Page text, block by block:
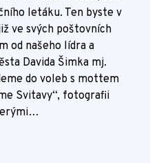
letáku. Ten byste v
ve svých poštovních
od našeho lídra a
Davida Šimka mj.
do voleb s mottem
Svitavy“, fotografii